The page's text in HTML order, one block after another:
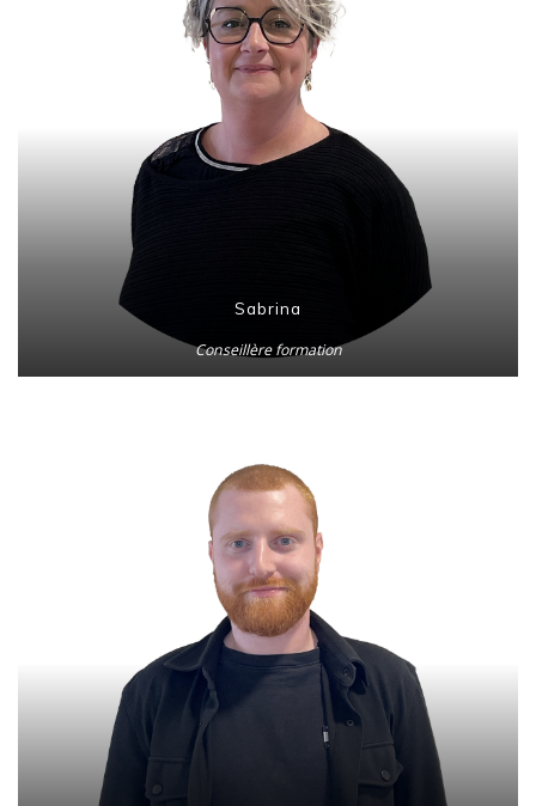
Sabrina
Conseillère formation